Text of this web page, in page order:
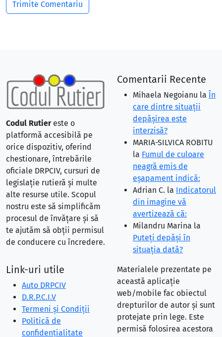
Codul Rutiereste o
platformă accesibilă pe
orice dispozitiv, oferind
chestionare, întrebările
oficiale DRPCIV, cursuri de
legislație rutieră și multe
alte resurse utile. Scopul
nostru este să simplificăm
procesul de învățare și să
te ajutăm să obții permisul
de conducere cu încredere.
Comentarii Recente
Mihaela Negoianu la În
care dintre situaţii
depăşirea este
interzisă?
MARIA-SILVICA ROBITU
la Fumul de culoare
neagră emis de
eşapament indică:
Adrian C. la Indicatorul
din imagine vă
avertizează că:
Milandru Marina la
Puteţi depăşi în
situaţia dată?
Link-uri utile
Auto DRPCIV
D.R.P.C.I.V
Termeni și Condiții
Politică de
confidențialitate
Materialele prezentate pe
această aplicație
web/mobile fac obiectul
drepturilor de autor și sunt
protejate prin lege. Este
permisă folosirea acestora